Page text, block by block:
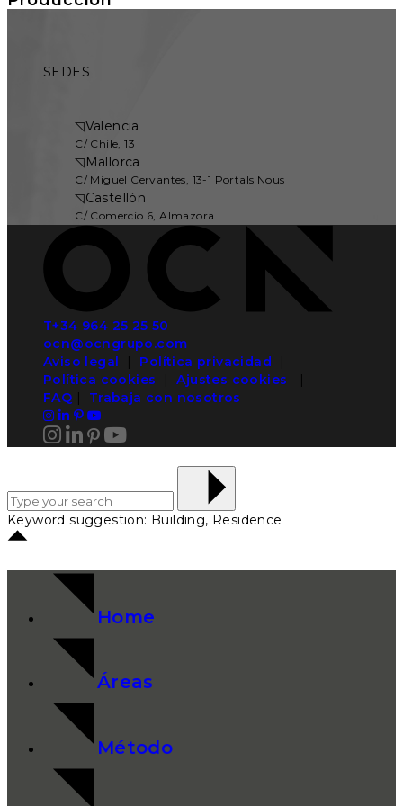
SEDES
◹Valencia
C/ Chile, 13
◹Mallorca
C/ Miguel Cervantes, 13-1 Portals Nous
◹Castellón
C/ Comercio 6, Almazora
T+34 964 25 25 50
ocn@ocngrupo.com
Aviso legal
Política privacidad
Política cookies |Ajustes cookies
FAQ
Trabaja con nosotros
Keyword suggestion: Building, Residence
Home
Áreas
Método